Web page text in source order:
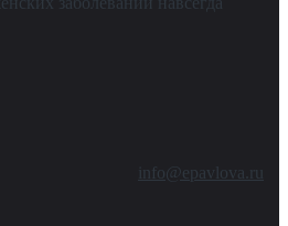
info@epavlova.ru